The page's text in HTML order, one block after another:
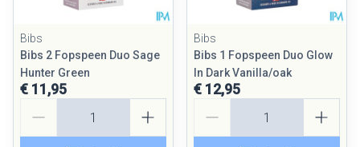
Bibs
Bibs 2 Fopspeen Duo Sage
Hunter Green
€ 11,95
Bibs
Bibs 1 Fopspeen Duo Glow
In Dark Vanilla/oak
€ 12,95